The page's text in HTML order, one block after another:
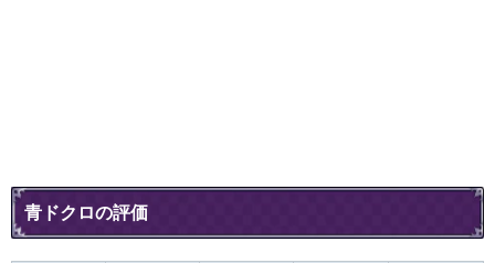
青ドクロの評価